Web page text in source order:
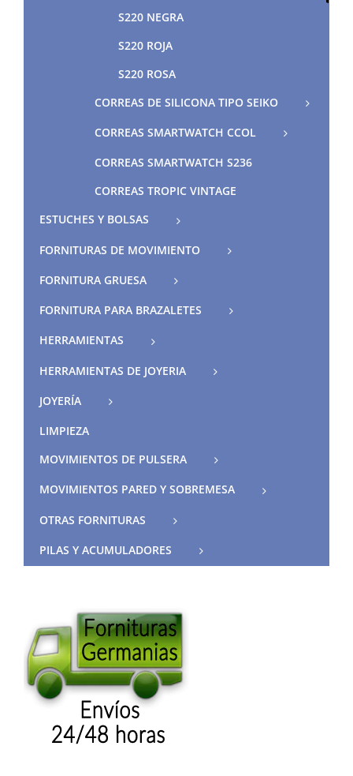
S220 NEGRA
S220 ROJA
S220 ROSA
CORREAS DE SILICONA TIPO SEIKO
CORREAS SMARTWATCH CCOL
CORREAS SMARTWATCH S236
CORREAS TROPIC VINTAGE
ESTUCHES Y BOLSAS
FORNITURAS DE MOVIMIENTO
FORNITURA GRUESA
FORNITURA PARA BRAZALETES
HERRAMIENTAS
HERRAMIENTAS DE JOYERIA
JOYERÍA
LIMPIEZA
MOVIMIENTOS DE PULSERA
MOVIMIENTOS PARED Y SOBREMESA
OTRAS FORNITURAS
PILAS Y ACUMULADORES